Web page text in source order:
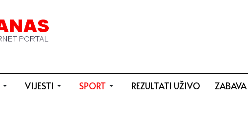
VIJESTI SPORT REZULTATI UŽIVO ZABAVA